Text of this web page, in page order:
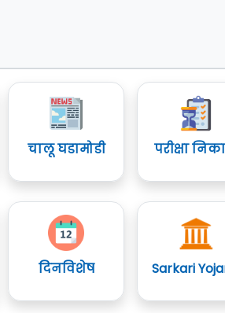
चालू घडामोडी परीक्षा
दिनविशेष Sarkari